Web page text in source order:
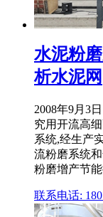
水泥粉
析水泥网
2008年9月3
究用开流高
系统,经生产
流粉磨系统
粉磨增产节
联系电话: 180